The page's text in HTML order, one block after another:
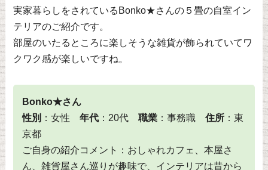
実家暮らしをされているBonko★さんの５畳の自室イン
テリアのご紹介です。
部屋のいたるところに楽しそうな雑貨が飾られていてワ
クワク感が楽しいですね。
Bonko★さん
性別 ：女性 年代：20代 職業：事務職 住所：東
京都
ご自身の紹介コメント：おしゃれカフェ、本屋さ
ん、雑貨屋さん巡りが趣味で、インテリアは昔から